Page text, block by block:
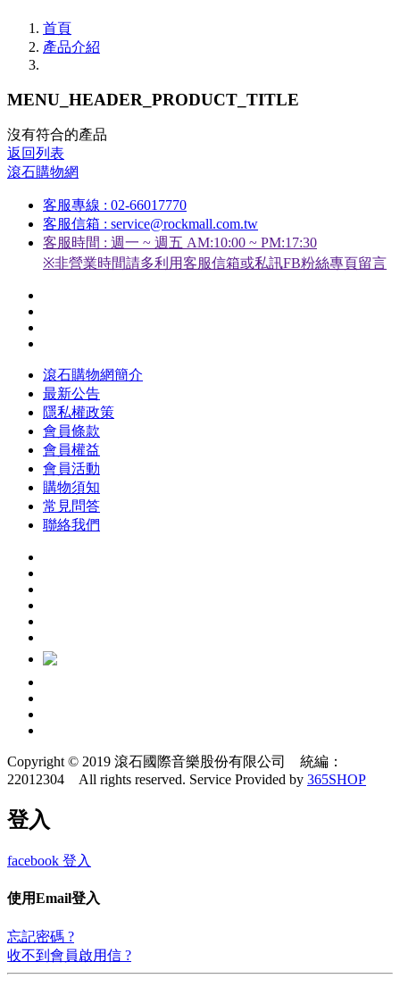
首頁
產品介紹
MENU_HEADER_PRODUCT_TITLE
沒有符合的產品
返回列表
滾石購物網
客服專線 : 02-66017770
客服信箱 : service@rockmall.com.tw
客服時間 : 週一 ~ 週五 AM:10:00 ~ PM:17:30
※非營業時間請多利用客服信箱或私訊FB粉絲專頁留言
滾石購物網簡介
最新公告
隱私權政策
會員條款
會員權益
會員活動
購物須知
常見問答
聯絡我們
Copyright © 2019 滾石國際音樂股份有限公司 統編：
22012304 All rights reserved. Service Provided by 365SHOP
登入
facebook 登入
使用Email登入
忘記密碼 ?
收不到會員啟用信 ?